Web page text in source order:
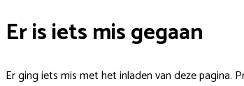
Er is iets mis gegaan
Er ging iets mis met het inladen van deze pagina.